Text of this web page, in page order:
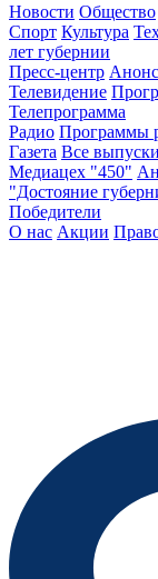
Новости Общество
Спорт Культура
лет губернии
Пресс-центр
Телевидение
Телепрограмма
Радио Программы
Газета Все выпуски
Медиацех "450"
"Достояние
Победители
О нас Акции